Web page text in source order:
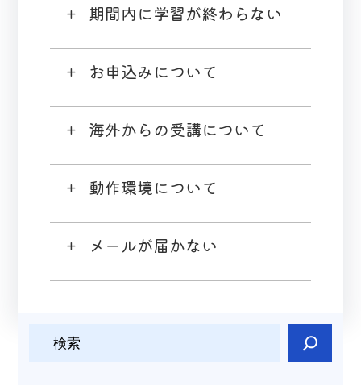
期間内に学習が終わらない
お申込みについて
海外からの受講について
動作環境について
メールが届かない